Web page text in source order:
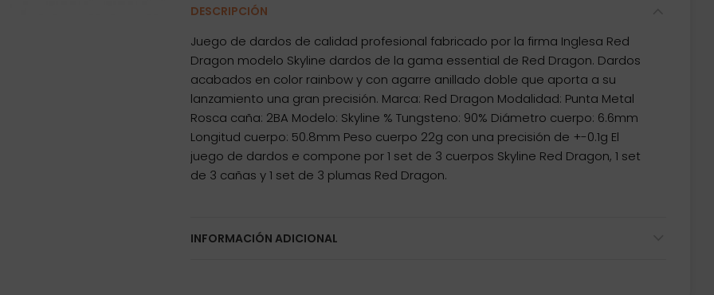
DESCRIPCIÓN
Juego de dardos de calidad profesional fabricado por la firma Inglesa Red
Dragon modelo Skyline dardos de la gama essential de Red Dragon. Dardos
acabados en color rainbow y con agarre anillado doble que aporta a su
lanzamiento una gran precisión. Marca: Red Dragon Modalidad: Punta Metal
Rosca caña: 2BA Modelo: Skyline % Tungsteno: 90% Diámetro cuerpo: 6.6mm
Longitud cuerpo: 50.8mm Peso cuerpo 22g con una precisión de +-0.1g El
juego de dardos e compone por 1 set de 3 cuerpos Skyline Red Dragon, 1 set
de 3 cañas y 1 set de 3 plumas Red Dragon.
INFORMACIÓN ADICIONAL